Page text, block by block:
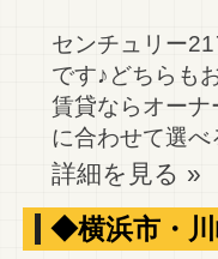
センチュリー
です♪どちらも
賃貸ならオー
に合わせて選
詳細を見る »
◆横浜市・